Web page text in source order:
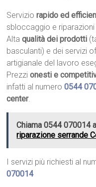
Serviziorapido ed
sbloccaggio e
Altaqualità dei prodotti
basculanti) e dei servizi
artigianale del lavoro
Prezzionesti e
infatti al numero0544
center.
Chiama 0544 070014
riparazione serrande
I servizi più richiesti al
070014